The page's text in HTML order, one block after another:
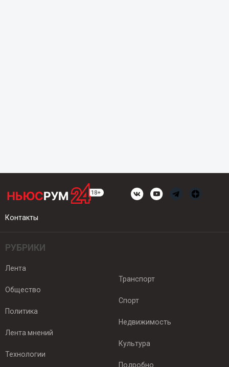
Контакты
РУБРИКИ
Лента
Общество
Политика
Лента мнений
Технологии
Транспорт
Спорт
Недвижимость
Культура
Подробно